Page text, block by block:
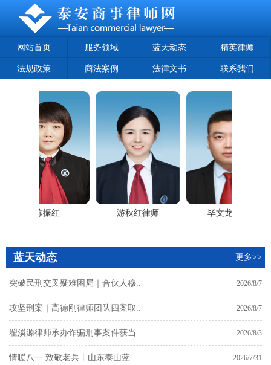
网站首页 服务领域 蓝天动态 精英律师
法规政策 商法案例 法律文书 联系我们
陈振红 游秋红律师 毕文龙律师
蓝天动态 更多>>
突破民刑交叉疑难困局｜合伙人穆.. 2026/8/7
攻坚刑案｜高德刚律师团队四案取.. 2026/8/7
翟溪源律师承办诈骗刑事案件获当.. 2026/8/3
情暖八一 致敬老兵丨山东泰山蓝.. 2026/7/31